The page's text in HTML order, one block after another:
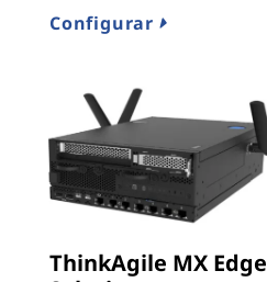
Configurar
ThinkAgile MX Edge